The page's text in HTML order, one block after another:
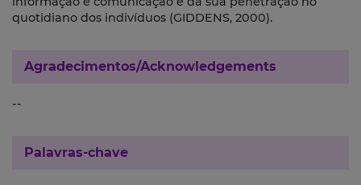
quotidiano dos indivíduos (GIDDENS, 2000).
Agradecimentos/Acknowledgements
--
Palavras-chave